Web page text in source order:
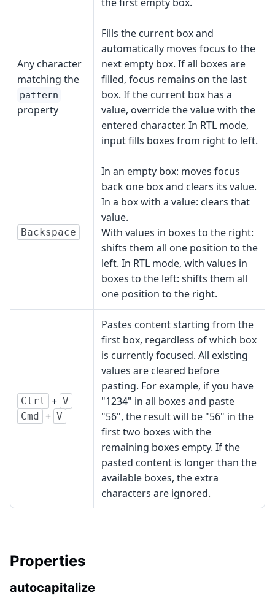
Any character
matching the
pattern
property
Fills the current box and
automatically moves focus to the
next empty box. If all boxes are
filled, focus remains on the last
box. If the current box has a
value, override the value with the
entered character. In RTL mode,
input fills boxes from right to left.
Backspace
In an empty box: moves focus
back one box and clears its value.
In a box with a value: clears that
value.
With values in boxes to the right:
shifts them all one position to the
left. In RTL mode, with values in
boxes to the left: shifts them all
one position to the right.
Ctrl + V
Cmd
+ V
Pastes content starting from the
first box, regardless of which box
is currently focused. All existing
values are cleared before
pasting. For example, if you have
"1234" in all boxes and paste
"56", the result will be "56" in the
first two boxes with the
remaining boxes empty. If the
pasted content is longer than the
available boxes, the extra
characters are ignored.
Properties
autocapitalize